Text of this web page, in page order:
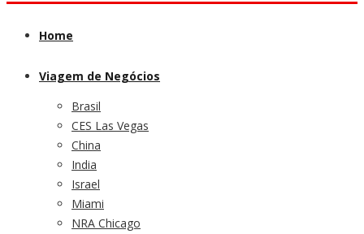
Home
Viagem de Negócios
Brasil
CES Las Vegas
China
India
Israel
Miami
NRA Chicago